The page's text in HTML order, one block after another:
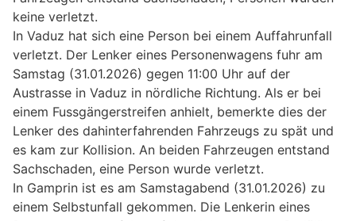
keine verletzt.
In Vaduz hat sich eine Person bei einem Auffahrunfall
verletzt. Der Lenker eines Personenwagens fuhr am
Samstag (31.01.2026) gegen 11:00 Uhr auf der
Austrasse in Vaduz in nördliche Richtung. Als er bei
einem Fussgängerstreifen anhielt, bemerkte dies der
Lenker des dahinterfahrenden Fahrzeugs zu spät und
es kam zur Kollision. An beiden Fahrzeugen entstand
Sachschaden, eine Person wurde verletzt.
In Gamprin ist es am Samstagabend (31.01.2026) zu
einem Selbstunfall gekommen. Die Lenkerin eines